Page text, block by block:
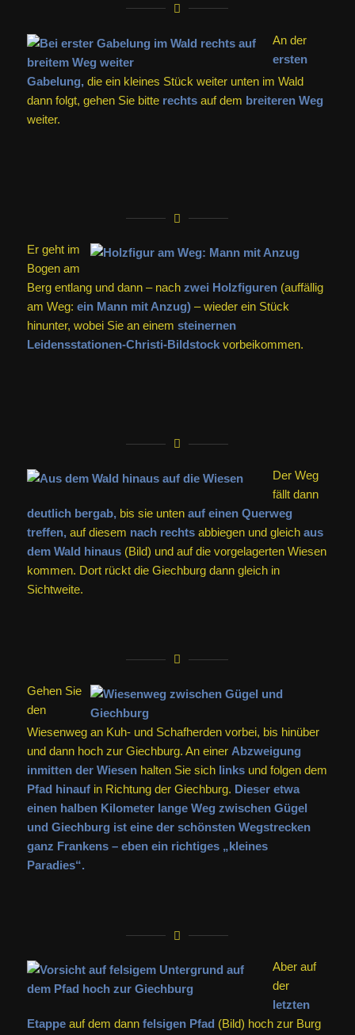
An der
ersten
Gabelung,die ein kleines Stück weiter unten im Wald
dann folgt, gehen Sie bitte rechtsauf dem breiteren Weg
weiter.
Er geht im
Bogen am
Berg entlang und dann – nach zwei Holzfiguren(auffällig
am Weg: ein Mann mit Anzug)– wieder ein Stück
hinunter, wobei Sie an einem steinernen
Leidensstationen-Christi-Bildstockvorbeikommen.
Der Weg
fällt dann
deutlich bergab,bis sie unten auf einen Querweg
treffen,auf diesem nach rechtsabbiegen und gleich aus
dem Wald hinaus(Bild) und auf die vorgelagerten Wiesen
kommen. Dort rückt die Giechburg dann gleich in
Sichtweite.
Gehen Sie
den
Wiesenweg an Kuh- und Schafherden vorbei, bis hinüber
und dann hoch zur Giechburg. An einer Abzweigung
inmitten der Wiesenhalten Sie sich linksund folgen dem
Pfad hinaufin Richtung der Giechburg. Dieser etwa
einen halben Kilometer lange Weg zwischen Gügel
und Giechburg ist eine der schönsten Wegstrecken
ganz Frankens – eben ein richtiges „kleines
Paradies“.
Aber auf
der
letzten
Etappeauf dem dann felsigen Pfad (Bild) hoch zur Burg